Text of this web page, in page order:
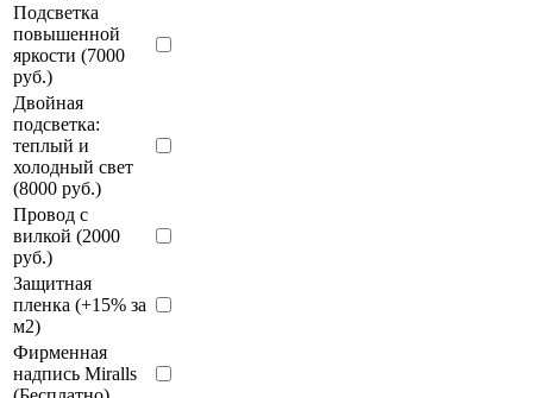
Подсветка
повышенной
яркости (7000
руб.)
Двойная
подсветка:
теплый и
холодный свет
(8000 руб.)
Провод с
вилкой (2000
руб.)
Защитная
пленка (+15% за
м2)
Фирменная
надпись Miralls